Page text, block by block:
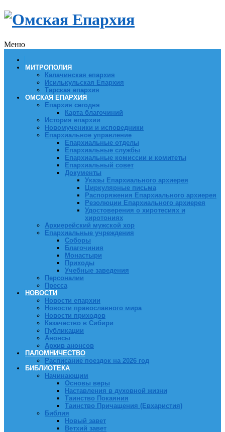
Меню
МИТРОПОЛИЯ
Калачинская епархия
Исилькульская Епархия
Тарская епархия
ОМСКАЯ ЕПАРХИЯ
Епархия сегодня
Карта благочиний
История епархии
Новомученики и исповедники
Епархиальное управление
Епархиальные отделы
Епархиальные службы
Епархиальные комиссии и комитеты
Епархиальный совет
Документы
Указы Епархиального архиерея
Циркулярные письма
Распоряжения Епархиального архиерея
Резолюции Епархиального архиерея
Удостоверения о хиротесиях и
хиротониях
Архиерейский мужской хор
Епархиальные учреждения
Соборы
Благочиния
Монастыри
Приходы
Учебные заведения
Персоналии
Пресса
НОВОСТИ
Новости епархии
Новости православного мира
Новости приходов
Казачество в Сибири
Публикации
Анонсы
Архив анонсов
ПАЛОМНИЧЕСТВО
Расписание поездок на 2026 год
БИБЛИОТЕКА
Начинающим
Основы веры
Наставления в духовной жизни
Таинство Покаяния
Таинство Причащения (Евхаристия)
Библия
Новый завет
Ветхий завет